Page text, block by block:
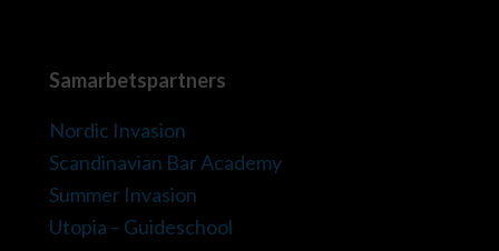
Samarbetspartners
Nordic Invasion
Scandinavian Bar Academy
Summer Invasion
Utopia – Guideschool